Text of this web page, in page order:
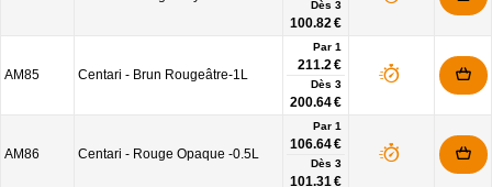
Dès 3
100.82 €
AM85 Centari - Brun Rougeâtre-1L
Par 1
211.2 €
Dès 3
200.64 €
AM86 Centari - Rouge Opaque -0.5L
Par 1
106.64 €
Dès 3
101.31 €